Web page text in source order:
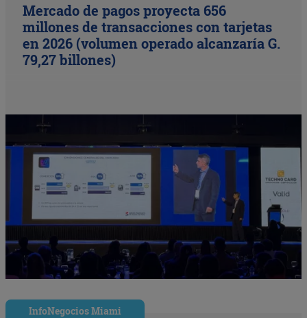
Mercado de pagos proyecta 656
millones de transacciones con tarjetas
en 2026 (volumen operado alcanzaría G.
79,27 billones)
InfoNegocios Miami